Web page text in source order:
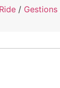
/ Gestions